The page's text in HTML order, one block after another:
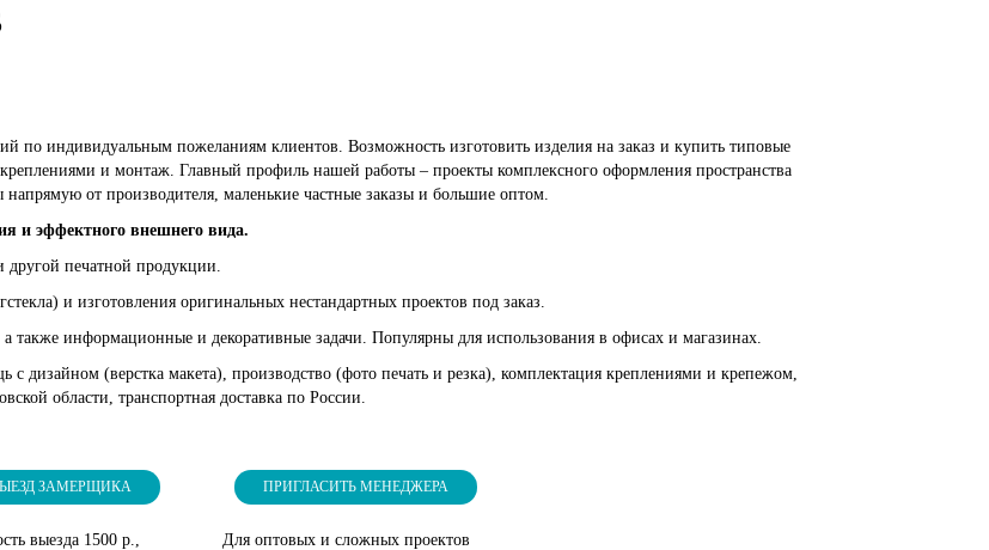
по индивидуальным пожеланиям клиентов. Возможность изготовить изделия на заказ и купить типовые
и монтаж. Главный профиль нашей работы – проекты комплексного оформления пространства
от производителя, маленькие частные заказы и большие оптом.
и эффектного внешнего вида.
другой печатной продукции.
и изготовления оригинальных нестандартных проектов под заказ.
также информационные и декоративные задачи. Популярны для использования в офисах и магазинах.
с дизайном (верстка макета), производство (фото печать и резка), комплектация креплениями и крепежом,
области, транспортная доставка по России.
ЗАМЕРЩИКА
выезда 1500 р.,
ПРИГЛАСИТЬ МЕНЕДЖЕРА
Для оптовых и сложных проектов